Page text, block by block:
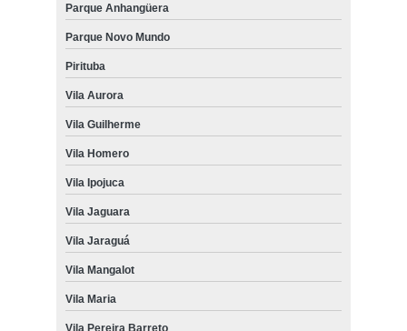
Parque Anhangüera
Parque Novo Mundo
Pirituba
Vila Aurora
Vila Guilherme
Vila Homero
Vila Ipojuca
Vila Jaguara
Vila Jaraguá
Vila Mangalot
Vila Maria
Vila Pereira Barreto